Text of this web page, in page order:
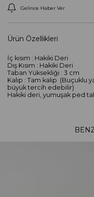
Gelince Haber Ver
Ürün Özellikleri
İç kısım : Hakiki Deri
Dış Kısım : Hakiki Deri
Taban Yüksekliği : 3 cm
Kalıp : Tam kalıp (Buçuklu
büyük tercih edebilir)
Hakiki deri, yumuşak ped